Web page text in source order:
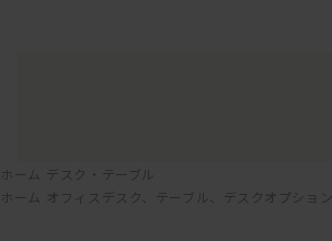
ホーム デスク・テーブル
ホーム
オフィスデスク、テーブル、デスクオプション